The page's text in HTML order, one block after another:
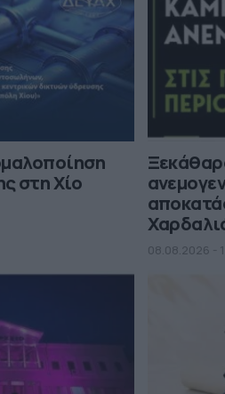
στη Χίο
08.08.2026 -